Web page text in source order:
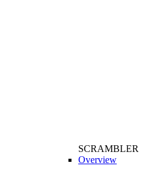
SCRAMBLER
Overview